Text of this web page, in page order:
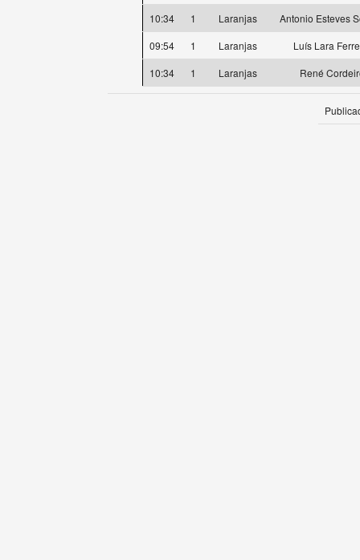
10:34
1 Laranjas
Antonio Esteves
09:54
1 Laranjas
Luís Lara
10:34
1 Laranjas René